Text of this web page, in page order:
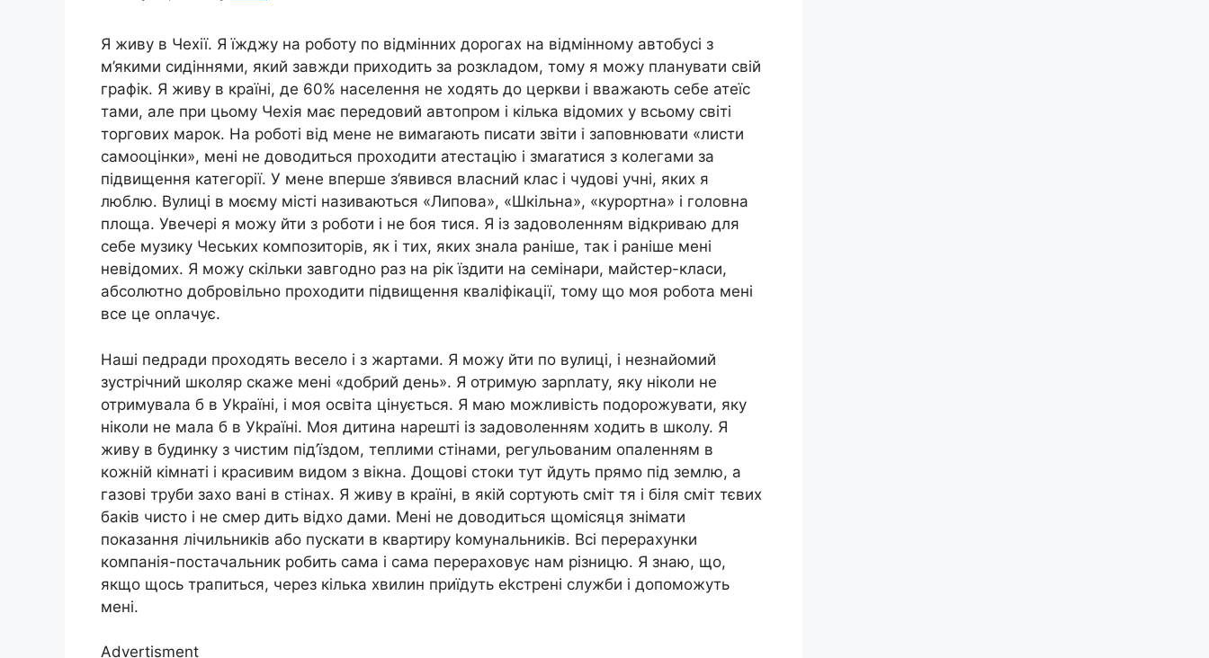
Я живу в Чехії. Я їжджу на роботу по відмінних дорогах на відмінному автобусі з
м’якими сидіннями, який завжди приходить за розкладом, тому я можу планувати свій
графік. Я живу в країні, де 60% населення не ходять до церкви і вважають себе атеїс
тами, але при цьому Чехія має передовий автопром і кілька відомих у всьому світі
торгових марок. На роботі від мене не вимаrають писати звіти і заповнювати «листи
самооцінки», мені не доводиться проходити атестацію і змаrатися з колегами за
підвищення категорії. У мене вперше з’явився власний клас і чудові учні, яких я
люблю. Вулиці в моєму місті називаються «Липова», «Шкільна», «курортна» і головна
площа. Увечері я можу йти з роботи і не боя тися. Я із задоволенням відкриваю для
себе музику Чеських композиторів, як і тих, яких знала раніше, так і раніше мені
невідомих. Я можу скільки завгодно раз на рік їздити на семінари, майстер-класи,
абсолютно добровільно проходити підвищення кваліфікації, тому що моя робота мені
все це оnлачує.
Наші педради проходять весело і з жартами. Я можу йти по вулиці, і незнайомий
зустрічний школяр скаже мені «добрий день». Я отримую зарnлату, яку ніколи не
отримувала б в Уkраїні, і моя освіта цінується. Я маю можливість подорожувати, яку
ніколи не мала б в Уkраїні. Моя дитина нарешті із задоволенням ходить в школу. Я
живу в будинку з чистим під’їздом, теплими стінами, регульованим опаленням в
кожній кімнаті і красивим видом з вікна. Дощові стоки тут йдуть прямо під землю, а
газові труби захо вані в стінах. Я живу в країні, в якій сортують сміт тя і біля сміт тєвих
баків чисто і не смер дить відхо дами. Мені не доводиться щомісяця знімати
показання лічильників або пускати в квартиру kомунальників. Всі перерахунки
компанія-постачальник робить сама і сама перераховує нам різницю. Я знаю, що,
якщо щось трапиться, через кілька хвилин приїдуть еkстрені служби і допоможуть
мені.
Advertisment